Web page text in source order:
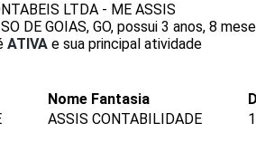
LTDA - ME ASSIS
DE GOIAS, GO, possui 3 anos, 8
ATIVA e sua principal atividade
Nome Fantasia
ASSIS CONTABILIDADE